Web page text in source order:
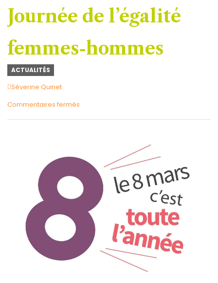
Journée de l’égalité
femmes-hommes
ACTUALITÉS
Author
Séverine Quinet
Commentaires fermés
hommes